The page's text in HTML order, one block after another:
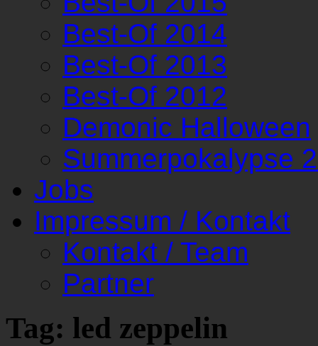
Best-Of 2014
Best-Of 2013
Best-Of 2012
Demonic Halloween
Summerpokalypse
Jobs
Impressum / Kontakt
Kontakt / Team
Partner
Tag: led zeppelin